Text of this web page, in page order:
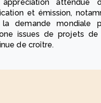
attendue
et émission,
demande mondiale
issues de projets de
de croître.